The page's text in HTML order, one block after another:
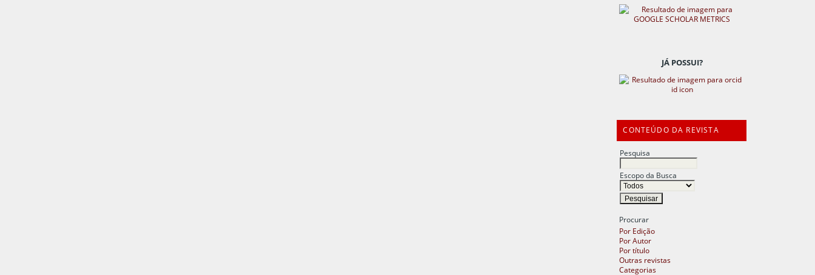
JÁ POSSUI?
CONTEÚDO DA REVISTA
Pesquisa
Escopo da Busca
Procurar
Por Edição
Por Autor
Por título
Outras revistas
Categorias